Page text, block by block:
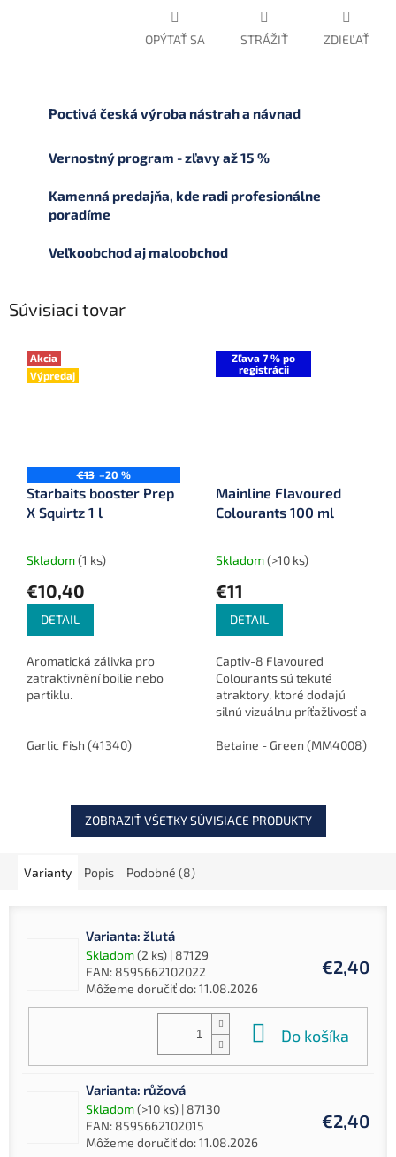
OPÝTAŤ SA STRÁŽIŤ ZDIEĽAŤ
Poctivá česká výroba nástrah a návnad
Vernostný program - zľavy až 15 %
Kamenná predajňa, kde radi profesionálne
poradíme
Veľkoobchod aj maloobchod
Súvisiaci tovar
Akcia
Výpredaj
€13 –20 %
Starbaits booster Prep
X Squirtz 1 l
Skladom(1 ks)
€10,40
DETAIL
Aromatická zálivka pro
zatraktivnění boilie nebo
partiklu.
Garlic Fish (41340)
Zľava 7 % po
registrácii
Mainline Flavoured
Colourants 100 ml
Skladom(>10 ks)
€11
DETAIL
Captiv-8 Flavoured
Colourants sú tekuté
atraktory, ktoré dodajú
silnú vizuálnu príťažlivosť a
aj krmiva. Obsahujú
Betaine - Green (MM4008)
ZOBRAZIŤ VŠETKY SÚVISIACE PRODUKTY
Varianty Popis Podobné (8)
Varianta: žlutá
Skladom(2 ks) | 87129
EAN: 8595662102022
Môžeme doručiť do:11.08.2026
€2,40
Do košíka
Varianta: růžová
Skladom(>10 ks) | 87130
EAN: 8595662102015
Môžeme doručiť do:11.08.2026
€2,40